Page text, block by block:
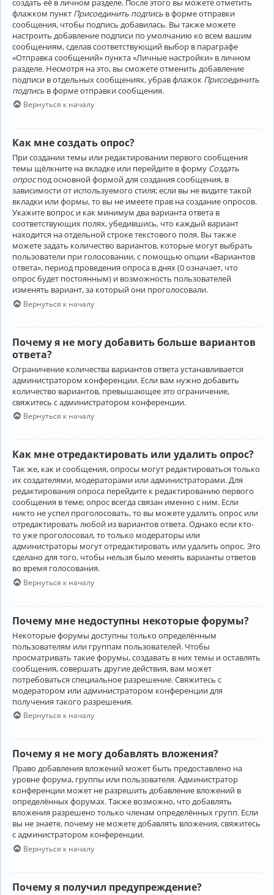
флажком пункт Присоединить подпись в форме отправки
сообщения, чтобы подпись добавилась. Вы также можете
настроить добавление подписи по умолчанию ко всем вашим
сообщениям, сделав соответствующий выбор в параграфе
«Отправка сообщений» пункта «Личные настройки» в личном
разделе. Несмотря на это, вы сможете отменить добавление
подписи в отдельных сообщениях, убрав флажок Присоединить
подпись в форме отправки сообщения.
Вернуться к началу
Как мне создать опрос?
При создании темы или редактировании первого сообщения
темы щёлкните на вкладке или перейдите в форму Создать
опроспод основной формой для создания сообщения, в
зависимости от используемого стиля; если вы не видите такой
вкладки или формы, то вы не имеете прав на создание опросов.
Укажите вопрос и как минимум два варианта ответа в
соответствующих полях, убедившись, что каждый вариант
находится на отдельной строке текстового поля. Вы также
можете задать количество вариантов, которые могут выбрать
пользователи при голосовании, с помощью опции «Вариантов
ответа», период проведения опроса в днях (0 означает, что
опрос будет постоянным) и возможность пользователей
изменять вариант, за который они проголосовали.
Вернуться к началу
Почему я не могу добавить больше вариантов
ответа?
Ограничение количества вариантов ответа устанавливается
администратором конференции. Если вам нужно добавить
количество вариантов, превышающее это ограничение,
свяжитесь с администратором конференции.
Вернуться к началу
Как мне отредактировать или удалить опрос?
Так же, как и сообщения, опросы могут редактироваться только
их создателями, модераторами или администраторами. Для
редактирования опроса перейдите к редактированию первого
сообщения в теме; опрос всегда связан именно с ним. Если
никто не успел проголосовать, то вы можете удалить опрос или
отредактировать любой из вариантов ответа. Однако если кто-
то уже проголосовал, то только модераторы или
администраторы могут отредактировать или удалить опрос. Это
сделано для того, чтобы нельзя было менять варианты ответов
во время голосования.
Вернуться к началу
Почему мне недоступны некоторые форумы?
Некоторые форумы доступны только определённым
пользователям или группам пользователей. Чтобы
просматривать такие форумы, создавать в них темы и оставлять
сообщения, совершать другие действия, вам может
потребоваться специальное разрешение. Свяжитесь с
модератором или администратором конференции для
получения такого разрешения.
Вернуться к началу
Почему я не могу добавлять вложения?
Право добавления вложений может быть предоставлено на
уровне форума, группы или пользователя. Администратор
конференции может не разрешить добавление вложений в
определённых форумах. Также возможно, что добавлять
вложения разрешено только членам определённых групп. Если
вы не знаете, почему не можете добавлять вложения, свяжитесь
с администратором конференции.
Вернуться к началу
Почему я получил предупреждение?